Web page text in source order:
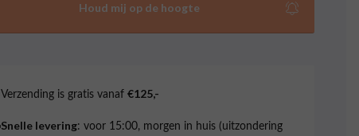
Houd mij op de hoogte
Verzending is gratis vanaf€125,-
Snelle levering: voor 15:00, morgen in huis (uitzondering